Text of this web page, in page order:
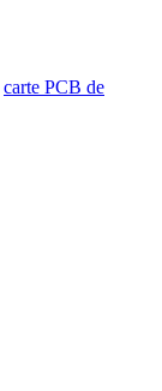
carte PCB de